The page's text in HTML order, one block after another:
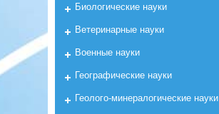
Биологические науки
Ветеринарные науки
Военные науки
Географические науки
Геолого-минералогические науки